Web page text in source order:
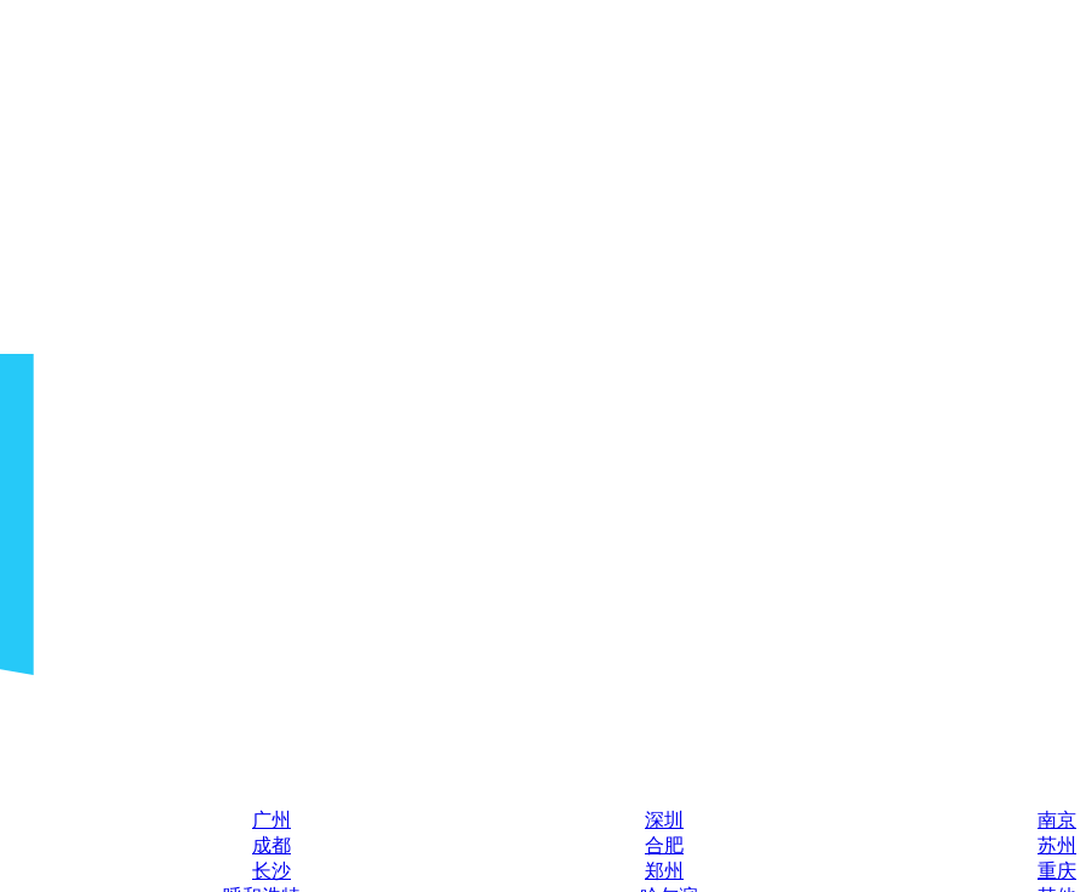
广州 深圳
南京
成都 合肥
苏州
长沙 郑州
重庆